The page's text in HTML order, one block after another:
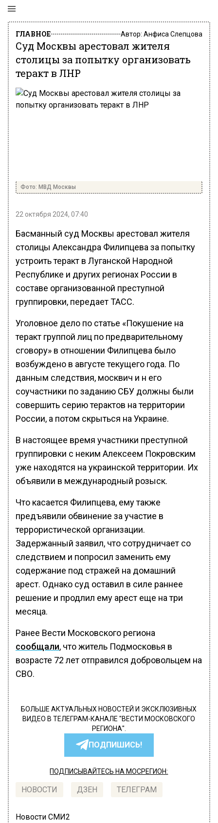
ГЛАВНОЕ Автор: Анфиса Слепцова
Суд Москвы арестовал жителя
столицы за попытку организовать
теракт в ЛНР
Фото: МВД Москвы
22 октября 2024, 07:40
Басманный суд Москвы арестовал жителя
столицы Александра Филипцева за попытку
устроить теракт в Луганской Народной
Республике и других регионах России в
составе организованной преступной
группировки, передает ТАСС.
Уголовное дело по статье «Покушение на
теракт группой лиц по предварительному
сговору» в отношении Филипцева было
возбуждено в августе текущего года. По
данным следствия, москвич и н его
соучастники по заданию СБУ должны были
совершить серию терактов на территории
России, а потом скрыться на Украине.
В настоящее время участники преступной
группировки с неким Алексеем Покровским
уже находятся на украинской территории. Их
объявили в международный розыск.
Что касается Филипцева, ему также
предъявили обвинение за участие в
террористической организации.
Задержанный заявил, что сотрудничает со
следствием и попросил заменить ему
содержание под стражей на домашний
арест. Однако суд оставил в силе раннее
решение и продлил ему арест еще на три
месяца.
Ранее Вести Московского региона
сообщали, что житель Подмосковья в
возрасте 72 лет отправился добровольцем на
СВО.
БОЛЬШЕ АКТУАЛЬНЫХ НОВОСТЕЙ И ЭКСКЛЮЗИВНЫХ
ВИДЕО В ТЕЛЕГРАМ-КАНАЛЕ "ВЕСТИ МОСКОВСКОГО
РЕГИОНА".
ПОДПИШИСЬ!
ПОДПИСЫВАЙТЕСЬ НА МОСРЕГИОН:
НОВОСТИ ДЗЕН ТЕЛЕГРАМ
Новости СМИ2